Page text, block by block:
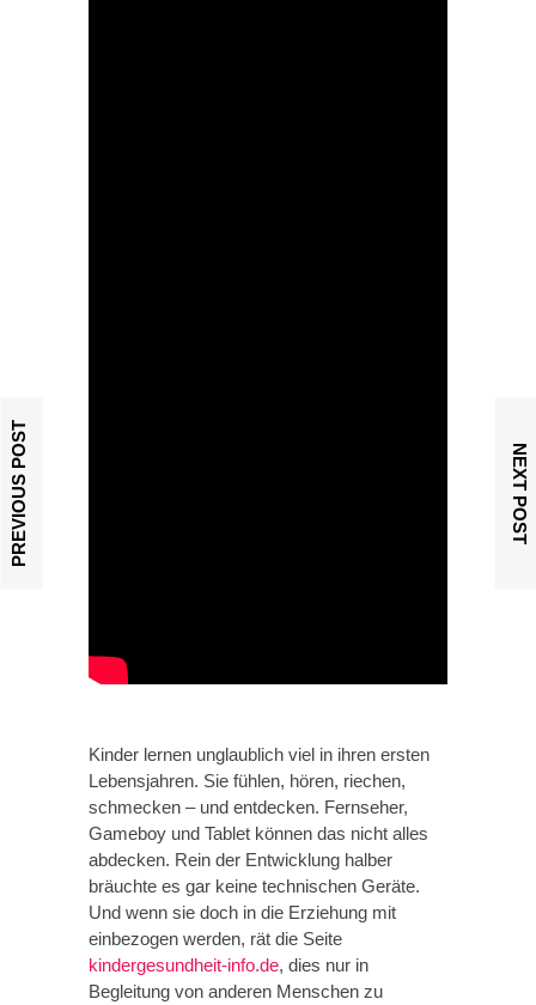
Kinder lernen unglaublich viel in ihren ersten
Lebensjahren. Sie fühlen, hören, riechen,
schmecken – und entdecken. Fernseher,
Gameboy und Tablet können das nicht alles
abdecken. Rein der Entwicklung halber
bräuchte es gar keine technischen Geräte.
Und wenn sie doch in die Erziehung mit
einbezogen werden, rät die Seite
kindergesundheit-info.de, dies nur in
Begleitung von anderen Menschen zu
PREVIOUS POST NEXT POST